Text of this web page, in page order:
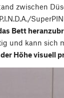
zwischen
Bett
und kann sich
Höhe visuell